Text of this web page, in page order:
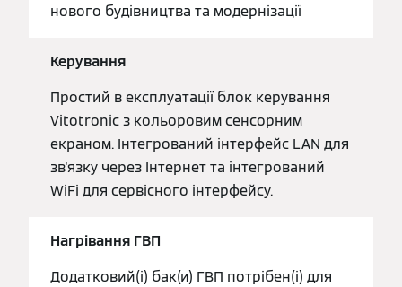
нового будівництва та модернізації
Керування
Простий в експлуатації блок керування
Vitotronic з кольоровим сенсорним
екраном. Інтегрований інтерфейс LAN для
зв'язку через Інтернет та інтегрований
WiFi для сервісного інтерфейсу.
Нагрівання ГВП
Додатковий(і) бак(и) ГВП потрібен(і) для